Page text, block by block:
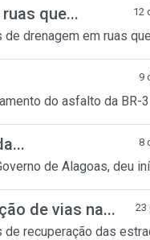
que... 12
drenagem em ruas
9
do asfalto da BR-
8
de Alagoas, deu
de vias na... 23
recuperação das